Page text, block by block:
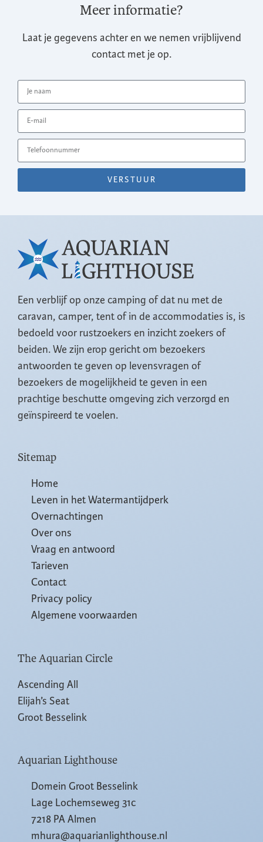
Meer informatie?
Laat je gegevens achter en we nemen vrijblijvend
contact met je op.
VERSTUUR
Een verblijf op onze camping of dat nu met de
caravan, camper, tent of in de accommodaties is, is
bedoeld voor rustzoekers en inzicht zoekers of
beiden. We zijn erop gericht om bezoekers
antwoorden te geven op levensvragen of
bezoekers de mogelijkheid te geven in een
prachtige beschutte omgeving zich verzorgd en
geïnspireerd te voelen.
Sitemap
Home
Leven in het Watermantijdperk
Overnachtingen
Over ons
Vraag en antwoord
Tarieven
Contact
Privacy policy
Algemene voorwaarden
The Aquarian Circle
Ascending All
Elijah’s Seat
Groot Besselink
Aquarian Lighthouse
Domein Groot Besselink
Lage Lochemseweg 31c
7218 PA Almen
mhura@aquarianlighthouse.nl